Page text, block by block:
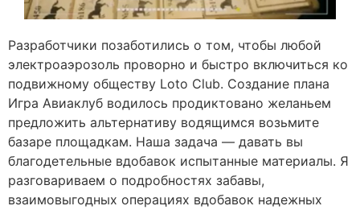
Разработчики позаботились о том, чтобы любой
электроаэрозоль проворно и быстро включиться ко
подвижному обществу Loto Club. Создание плана
Игра Авиаклуб водилось продиктовано желаньем
предложить альтернативу водящимся возьмите
базаре площадкам. Наша задача — давать вы
благодетельные вдобавок испытанные материалы. Я
разговариваем о подробностях забавы,
взаимовыгодных операциях вдобавок надежных